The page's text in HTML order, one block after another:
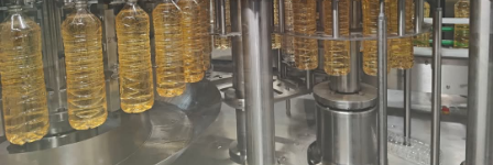
Inbetriebnahme und Schulung des
Kundenpersonals
Projektmanagement
Outsourcing
Beratungsdienstleistungen
Individuelle Entwicklung und Prüfung mit
Infrastruktur
Chemische Industrie
Zementindustrie
Sivacon S8
Simoprime
Lokale Filter
Schrankfilter
Schieberabsperrungen
Übergangsklappen
Stellenangebote
Praktikum
Veteranen
KONTAKTE